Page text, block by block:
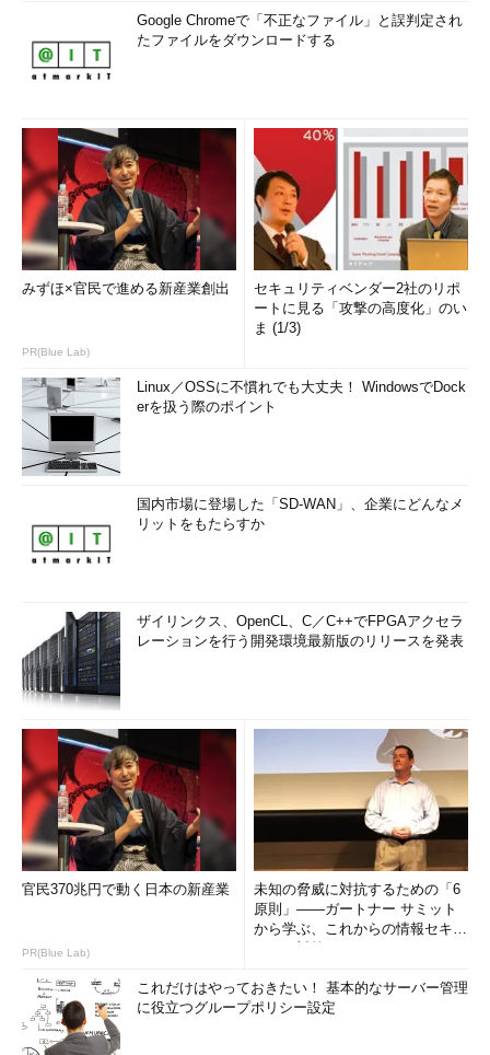
Google Chromeで「不正なファイル」と誤判定され
たファイルをダウンロードする
みずほ×官民で進める新産業創出
PR(Blue Lab)
セキュリティベンダー2社のリポ
ートに見る「攻撃の高度化」のい
ま (1/3)
Linux／OSSに不慣れでも大丈夫！ WindowsでDock
erを扱う際のポイント
国内市場に登場した「SD-WAN」、企業にどんなメ
リットをもたらすか
ザイリンクス、OpenCL、C／C++でFPGAアクセラ
レーションを行う開発環境最新版のリリースを発表
官民370兆円で動く日本の新産業
PR(Blue Lab)
未知の脅威に対抗するための「6
原則」――ガートナー サミット
から学ぶ、これからの情報セキュ
これだけはやっておきたい！ 基本的なサーバー管理
に役立つグループポリシー設定